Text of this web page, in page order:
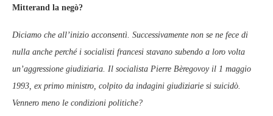
Mitterand la negò?
Diciamo che all’inizio acconsentì. Successivamente non se ne fece di
nulla anche perché i socialisti francesi stavano subendo a loro volta
un’aggressione giudiziaria. Il socialista Pierre Bèregovoy il 1 maggio
1993, ex primo ministro, colpito da indagini giudiziarie si suicidò.
Vennero meno le condizioni politiche?